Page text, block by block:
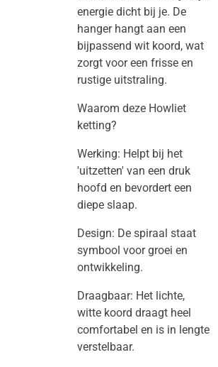
energie dicht bij je. De
hanger hangt aan een
bijpassend wit koord, wat
zorgt voor een frisse en
rustige uitstraling.
​Waarom deze Howliet
ketting?
​Werking: Helpt bij het
'uitzetten' van een druk
hoofd en bevordert een
diepe slaap.
​Design: De spiraal staat
symbool voor groei en
ontwikkeling.
​Draagbaar: Het lichte,
witte koord draagt heel
comfortabel en is in lengte
verstelbaar.